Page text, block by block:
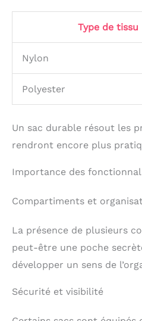
Type de tissu
Nylon
Polyester
Un sac durable résout les
rendront encore plus
Importance des
Compartiments et
La présence de plusieurs
peut-être une poche
développer un sens de
Sécurité et visibilité